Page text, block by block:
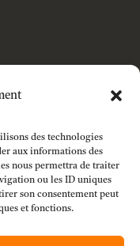
des technologies
aux informations des
nous permettra de traiter
ou les ID uniques
son consentement peut
et fonctions.